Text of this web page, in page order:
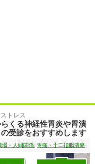
ストレス
くる神経性胃炎や胃潰
受診をおすすめします
場・人間関係 胃痛・十二指腸潰瘍